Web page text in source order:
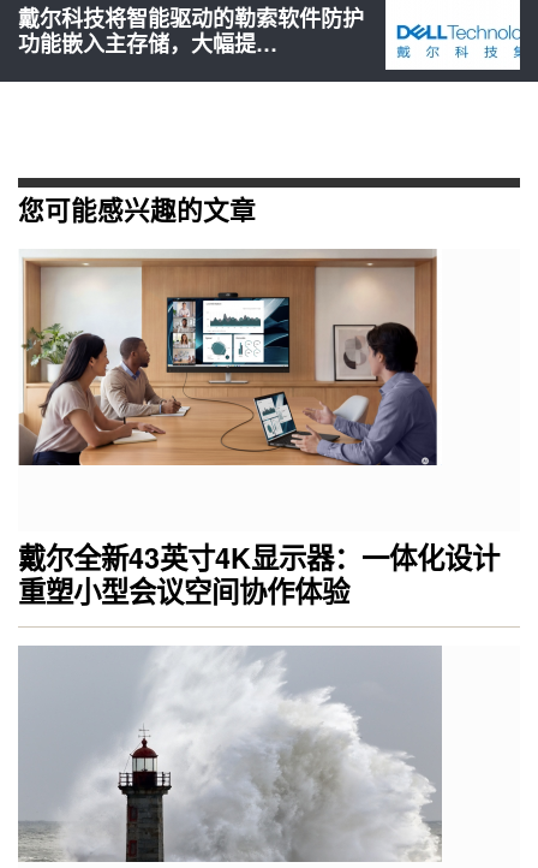
戴尔科技将智能驱动的勒索软件防护
功能嵌入主存储，大幅提…
您可能感兴趣的文章
戴尔全新43英寸4K显示器：一体化设计
重塑小型会议空间协作体验